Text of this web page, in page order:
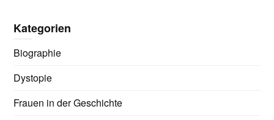
Kategorien
Biographie
Dystopie
Frauen in der Geschichte